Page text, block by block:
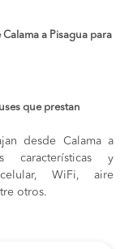
a Pisagua para
que prestan
desde Calama a
características y
WiFi, aire
otros.